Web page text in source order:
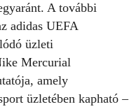
A további
adidas UEFA
üzleti
Mercurial
amely
üzletében kapható –